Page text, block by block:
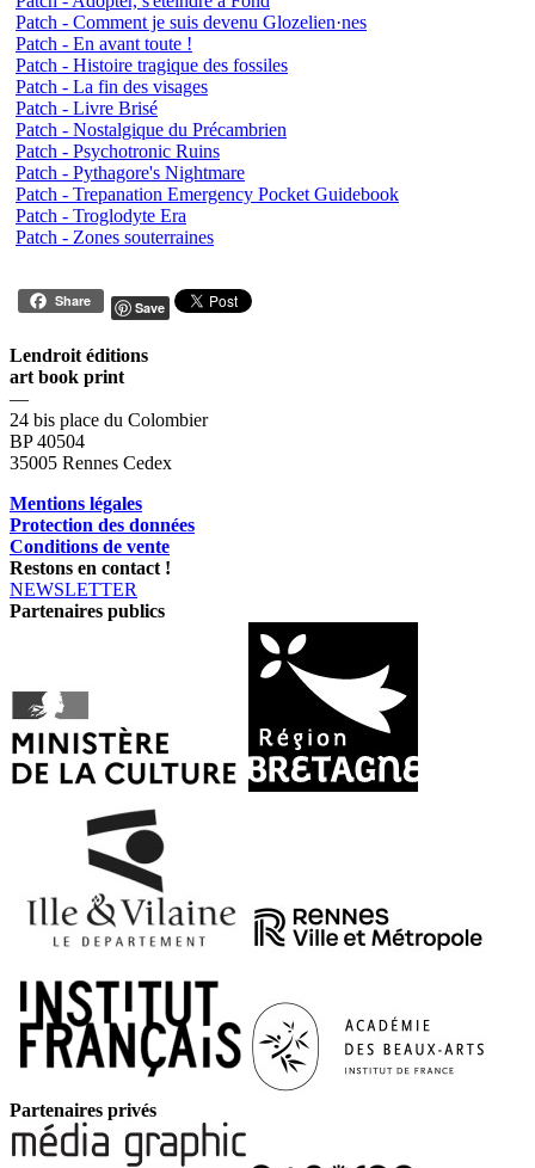
Patch - Comment je suis devenu Glozelien·nes
Patch - En avant toute !
Patch - Histoire tragique des fossiles
Patch - La fin des visages
Patch - Livre Brisé
Patch - Nostalgique du Précambrien
Patch - Psychotronic Ruins
Patch - Pythagore's Nightmare
Patch - Trepanation Emergency Pocket Guidebook
Patch - Troglodyte Era
Patch - Zones souterraines
Share Save
Lendroit éditions
art book print
—
24 bis place du Colombier
BP 40504
35005 Rennes Cedex
Mentions légales
Protection des données
Conditions de vente
Restons en contact !
NEWSLETTER
Partenaires publics
Partenaires privés